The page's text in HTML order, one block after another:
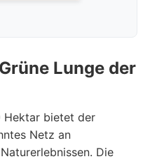
Lunge der
Hektar bietet der
Netz an
Die